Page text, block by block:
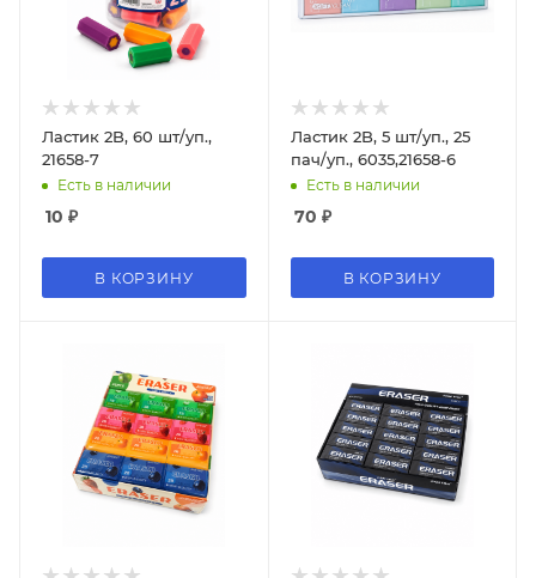
Ластик 2B, 60 шт/уп.,
21658-7
Есть в наличии
10 ₽
В КОРЗИНУ
Ластик 2B, 5 шт/уп., 25
пач/уп., 6035,21658-6
Есть в наличии
70 ₽
В КОРЗИНУ